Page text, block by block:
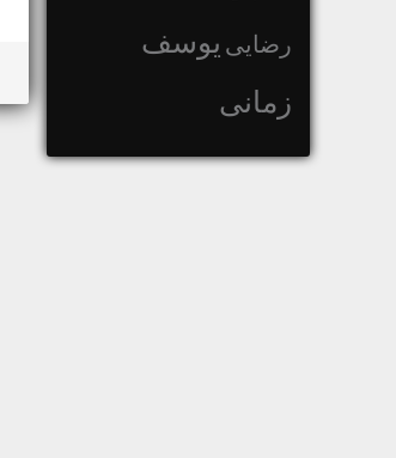
رضایی یوسف
زمانی